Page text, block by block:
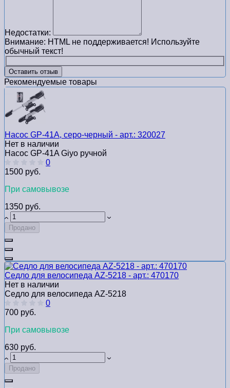
Недостатки:
Внимание: HTML не поддерживается! Используйте
обычный текст!
Оставить отзыв
Рекомендуемые товары
Насос GP-41A, серо-черный - арт.: 320027
Нет в наличии
Насос GP-41A Giyo ручной
0
1500 руб.
При самовывозе
1350 руб.
Продано
Седло для велосипеда AZ-5218 - арт.: 470170
Нет в наличии
Седло для велосипеда AZ-5218
0
700 руб.
При самовывозе
630 руб.
Продано